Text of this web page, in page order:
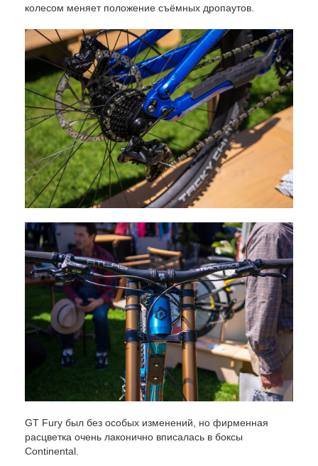
колесом меняет положение съёмных дропаутов.
GT Fury был без особых изменений, но фирменная
расцветка очень лаконично вписалась в боксы
Continental.